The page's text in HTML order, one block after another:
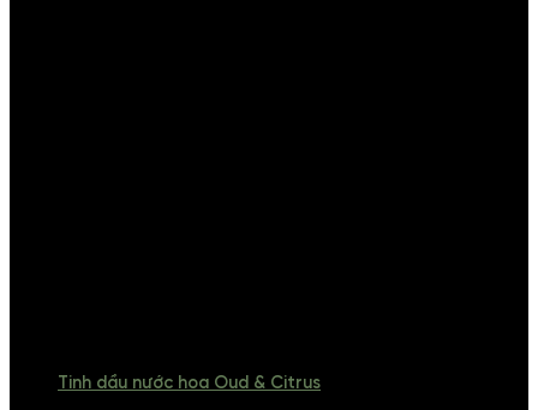
Tinh dầu nước hoa Oud & Citrus